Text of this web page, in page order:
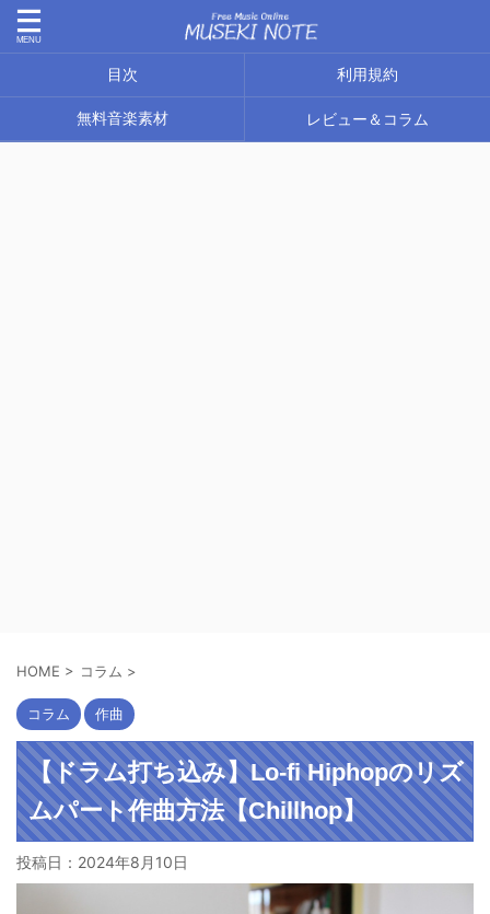
目次 利用規約
無料音楽素材 レビュー＆コラム
HOME > コラム >
コラム 作曲
【ドラム打ち込み】Lo-fi Hiphopのリズ
ムパート作曲方法【Chillhop】
投稿日： 2024年8月10日